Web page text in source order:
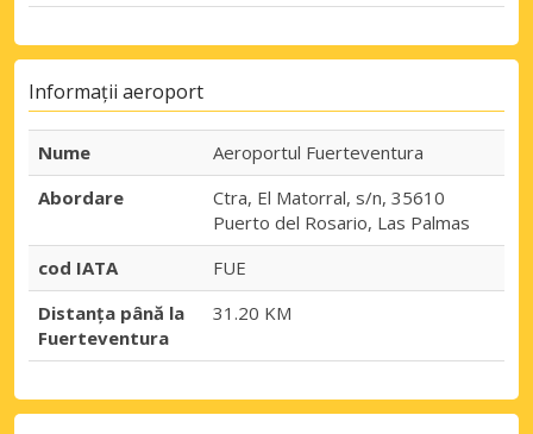
Informații aeroport
Nume
Aeroportul Fuerteventura
Abordare
Ctra, El Matorral, s/n, 35610
Puerto del Rosario, Las Palmas
cod IATA
FUE
Distanța până la
Fuerteventura
31.20 KM